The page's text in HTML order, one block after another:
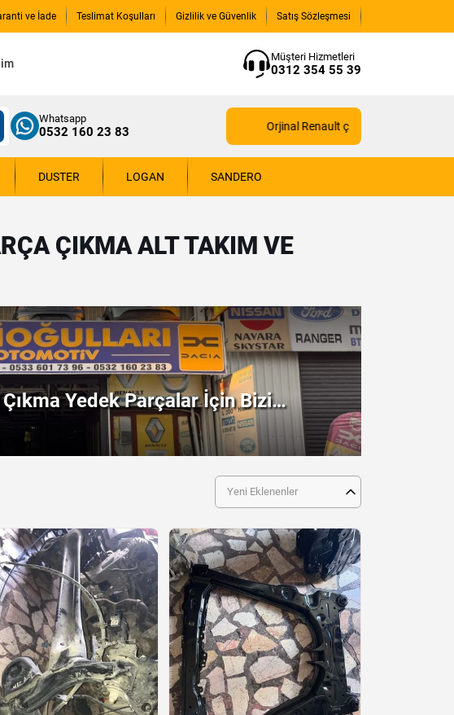
ve İade Teslimat Koşulları Gizlilik ve Güvenlik Satış Sözleşmesi
Müşteri Hizmetleri
0312 354 55 39
Whatsapp
0532 160 23 83 Orjinal Renault çıkma yedek parçaları
DUSTER LOGAN SANDERO
ÇIKMA ALT TAKIM VE
Yedek Parçalar İçin Bizi
Arayın!
Yeni Eklenenler